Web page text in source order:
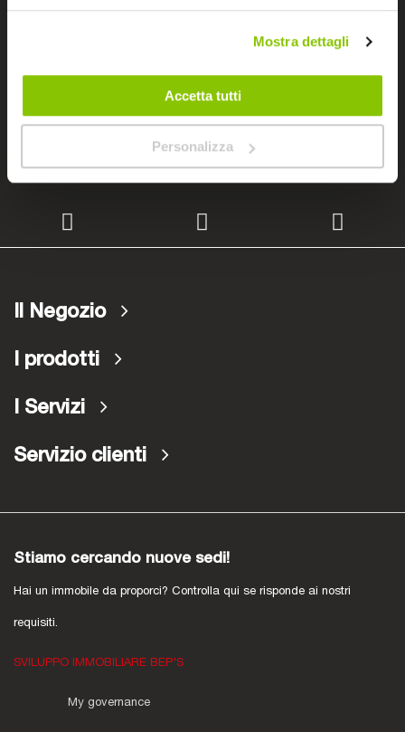
Mostra dettagli
Accetta tutti
Personalizza
Cerchiamo immobili
Lavora con noi
Il Negozio
I prodotti
I Servizi
Servizio clienti
Stiamo cercando nuove sedi!
Hai un immobile da proporci? Controlla qui se risponde ai nostri
requisiti.
SVILUPPO IMMOBILIARE BEP'S
My governance